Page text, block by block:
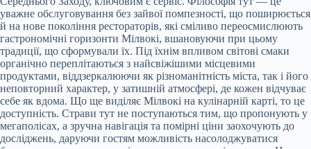
уважне обслуговування без зайвої помпезності, що поширюється
й на нове покоління рестораторів, які сміливо переосмислюють
гастрономічні горизонти Мілвокі, вшановуючи при цьому
традиції, що сформували їх. Під їхнім впливом світові смаки
органічно переплітаються з найсвіжішими місцевими
продуктами, віддзеркалюючи як різноманітність міста, так і його
неповторний характер, у затишній атмосфері, де кожен відчуває
себе як вдома. Що ще виділяє Мілвокі на кулінарній карті, то це
доступність. Страви тут не поступаються тим, що пропонують у
мегаполісах, а зручна навігація та помірні ціни заохочують до
досліджень, даруючи гостям можливість насолоджуватися